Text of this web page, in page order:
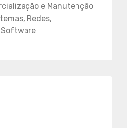
e Manutenção
Redes,
Software